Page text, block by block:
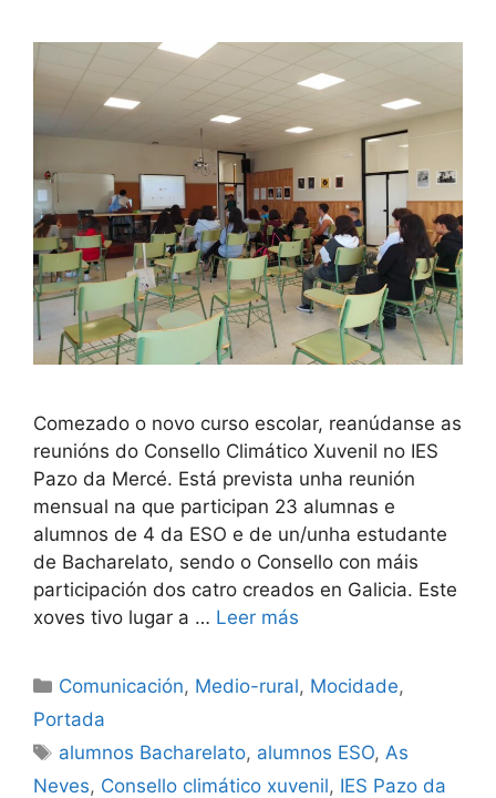
Comezado o novo curso escolar, reanúdanse as
reunións do Consello Climático Xuvenil no IES
Pazo da Mercé. Está prevista unha reunión
mensual na que participan 23 alumnas e
alumnos de 4 da ESO e de un/unha estudante
de Bacharelato, sendo o Consello con máis
participación dos catro creados en Galicia. Este
xoves tivo lugar a … Leer más
Comunicación, Medio-rural, Mocidade,
Portada
alumnos Bacharelato, alumnos ESO, As
Neves, Consello climático xuvenil, IES Pazo da